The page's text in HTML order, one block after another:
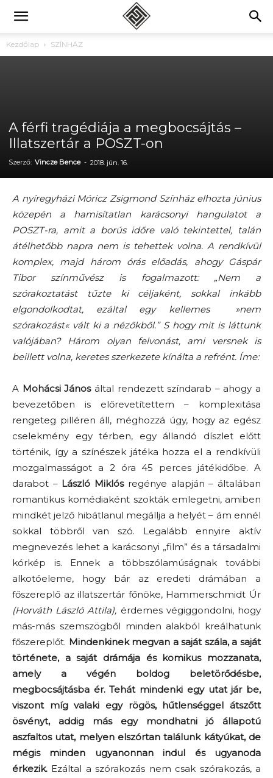
Kezdőlap SZÍNHÁZ
A férfi tragédiája a megbocsájtás –
Illatszertár a POSZT-on
Szerző: Vincze Bence - 2018. jún. 16.
A nyíregyházi Móricz Zsigmond Színház elhozta június
közepén a hamisítatlan karácsonyi hangulatot a
POSZT-ra, amit a borús időre való tekintettel, talán
átélhetőbb napra nem is tehettek volna. A rendkívül
komplex, majd három órás előadás, ahogy Gáspár
Tibor színművész is fogalmazott: „Nem a
szórakoztatást tűzte ki céljaként, sokkal inkább
elgondolkodtat, ezáltal egy kellemes »nem
szórakozást« vált ki a nézőkből.” S hogy mit is láttunk
valójában? Három olyan felvonást, ami versnek is
beillett volna, keretes szerkezete kínálta a refrént. Íme:
A Mohácsi Jánosáltal rendezett színdarab – ahogy a
bevezetőben is előrevetítettem – komplexitása
rengeteg pilléren áll, méghozzá úgy, hogy az egész
cselekmény egy térben, egy állandó díszlet előtt
történik, így a színészek játéka hozza el a rendkívüli
mozgalmasságot a 2 óra 45 perces játékidőbe. A
darabot – László Miklósregénye alapján – általában
romantikus komédiaként szokták emlegetni, amiben
mindkét jelző hibátlanul megállja a helyét – ám ennél
sokkal többről van szó. Legalább ennyire aktív
megnevezés lehet a karácsonyi „film” és a társadalmi
kórkép is. Ennek a többszólamúságnak további
alkotóeleme, hogy bár az eredeti drámában a
főszereplő az illatszertár főnöke, Hammerschmidt Úr
(Horváth László Attila), érdemes végiggondolni, hogy
más-más szemszögből minden alakból kreálhatunk
főszereplőt. Mindenkinek megvan a saját szála, a saját
története, a saját drámája és komikus mozzanata,
amely a végén boldog beletörődésbe,
megbocsájtásba ér. Tehát mindenki egy utat jár be,
viszont míg valaki egy rögös, hűtlenséggel átszőtt
ösvényt, addig más egy mondhatni jó állapotú
aszfaltos utat, melyen elszórtan találunk kátyúkat, de
mégis minden ugyanonnan indul és ugyanoda
érkezik. Ezáltal a szórakozás nem csak szórakozás, a